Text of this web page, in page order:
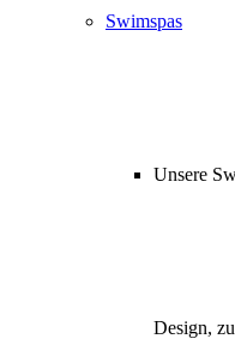
Swimspas
Unsere
Design,